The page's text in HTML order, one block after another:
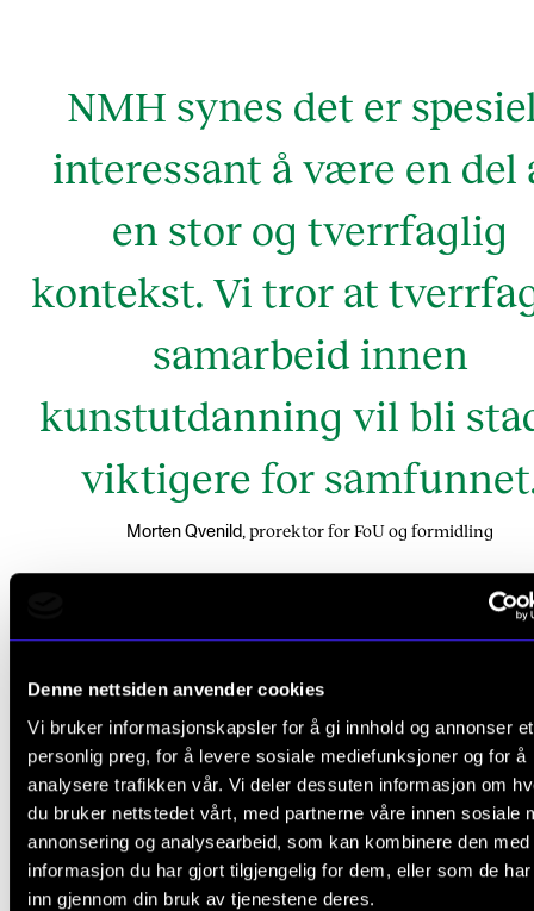
Denne nettsiden anvender cookies
Vi bruker informasjonskapsler for å gi innhold og annonser et
personlig preg, for å levere sosiale mediefunksjoner og for å
analysere trafikken vår. Vi deler dessuten informasjon om
du bruker nettstedet vårt, med partnerne våre innen sosiale
annonsering og analysearbeid, som kan kombinere den med
informasjon du har gjort tilgjengelig for dem, eller som de
inn gjennom din bruk av tjenestene deres.
NMH synes det er
interessant å være en del
en stor og tverrfaglig
kontekst. Vi tror at
samarbeid innen
kunstutdanning vil bli
viktigere for
Morten Qvenild, prorektor for FoU og formidling
INTERNASJONALT SAMARBEID EDUCATIONAL POLICY
ARTIKLER relevante